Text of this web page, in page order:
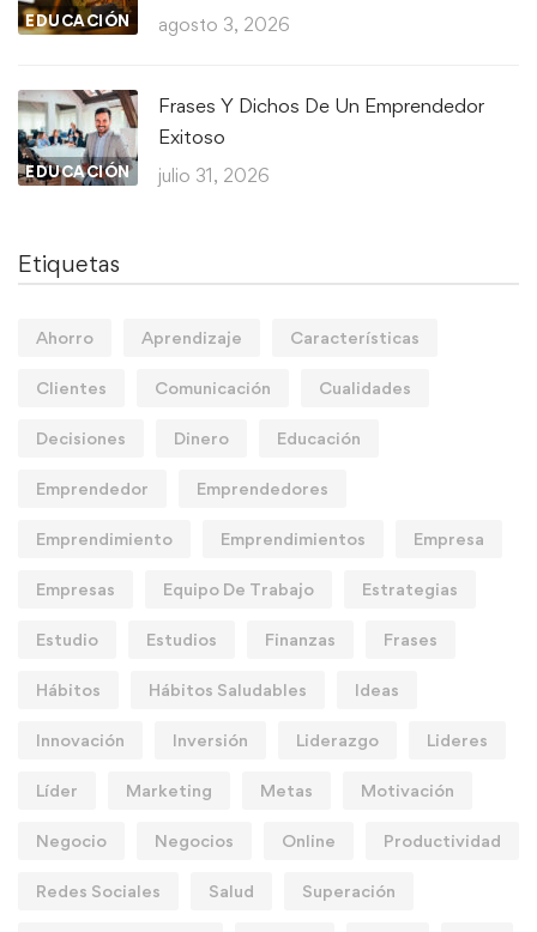
EDUCACIÓN agosto 3, 2026
EDUCACIÓN
Frases Y Dichos De Un Emprendedor
Exitoso
julio 31, 2026
Etiquetas
Ahorro Aprendizaje Características
Clientes Comunicación Cualidades
Decisiones Dinero Educación
Emprendedor Emprendedores
Emprendimiento Emprendimientos Empresa
Empresas Equipo De Trabajo Estrategias
Estudio Estudios Finanzas Frases
Hábitos Hábitos Saludables Ideas
Innovación Inversión Liderazgo Lideres
Líder Marketing Metas Motivación
Negocio Negocios Online Productividad
Redes Sociales Salud Superación